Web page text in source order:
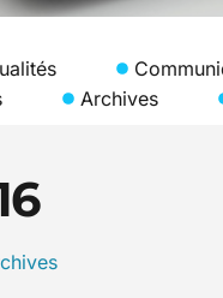
Archives